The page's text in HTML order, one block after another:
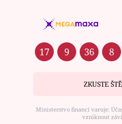
17 9 36 8
ZKUSTE
Ministerstvo financí varuje:
vzniknout